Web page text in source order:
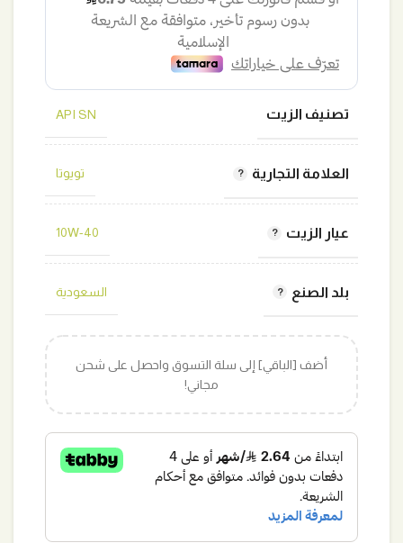
تصنيف الزيت API SN
العلامة التجارية تويوتا
عيار الزيت 10W-40
بلد الصنع السعودية
أضف [الباقي] إلى سلة التسوق واحصل على شحن
مجاني!